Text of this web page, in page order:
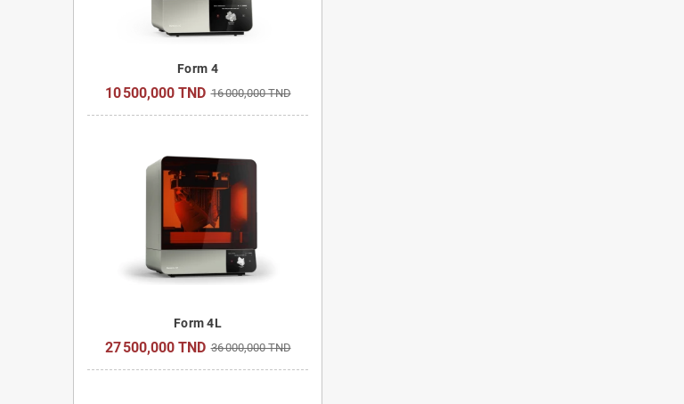
Form 4
10 500,000 TND 16 000,000 TND
Form 4L
27 500,000 TND 36 000,000 TND